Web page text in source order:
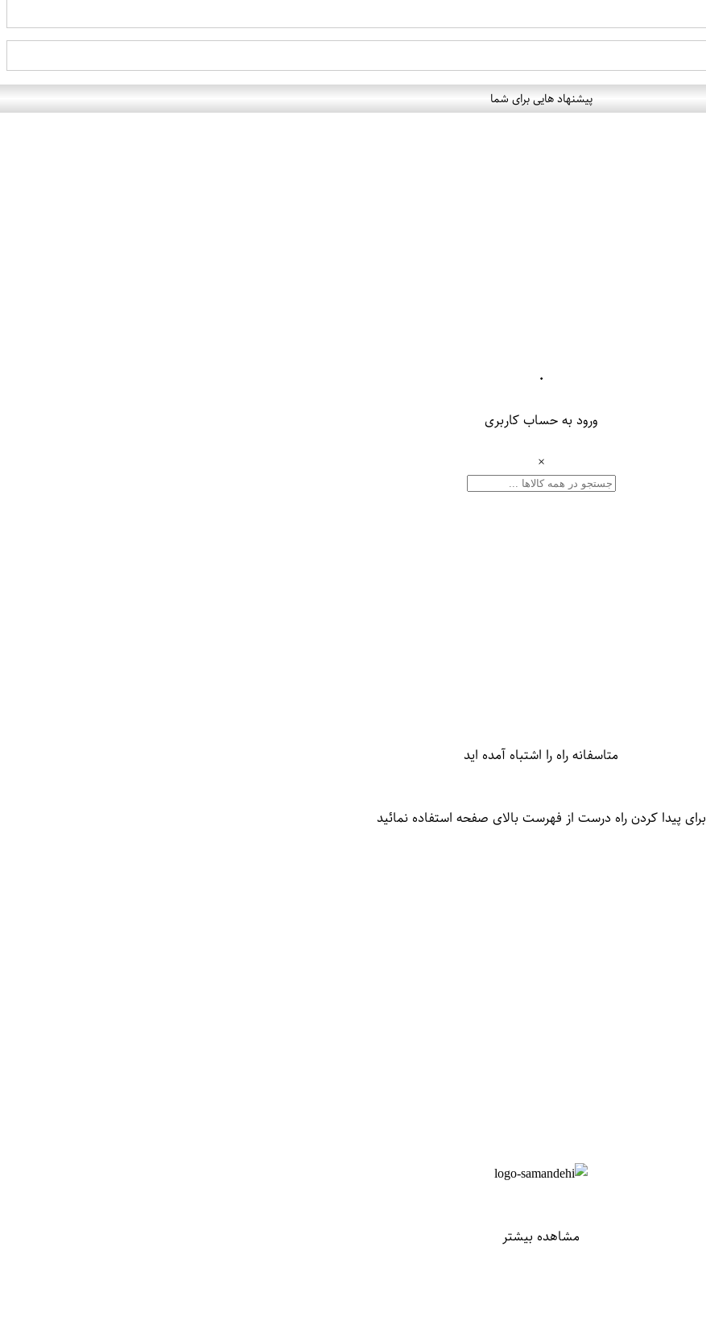
پیشنهاد هایی برای شما
۰
ورود به حساب کاربری
×
متاسفانه راه را اشتباه آمده اید
برای پیدا کردن راه درست از فهرست بالای صفحه استفاده نمائید
مشاهده بیشتر